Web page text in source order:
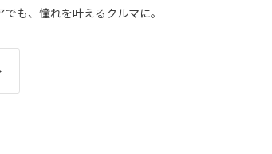
も、憧れを叶えるクルマに。